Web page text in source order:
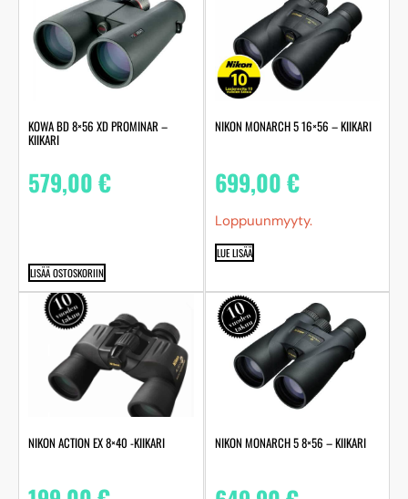
KOWA BD 8×56 XD PROMINAR –
KIIKARI
579,00€
LISÄÄ OSTOSKORIIN
NIKON MONARCH 5 16×56 – KIIKARI
699,00€
Loppuunmyyty.
LUE LISÄÄ
NIKON ACTION EX 8×40 -KIIKARI NIKON MONARCH 5 8×56 – KIIKARI